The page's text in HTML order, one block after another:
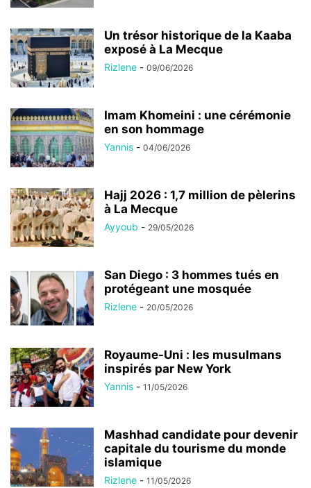
Un trésor historique de la Kaaba
exposé à La Mecque
Rizlene - 09/06/2026
Imam Khomeini : une cérémonie
en son hommage
Yannis - 04/06/2026
Hajj 2026 : 1,7 million de pèlerins
à La Mecque
Ayyoub - 29/05/2026
San Diego : 3 hommes tués en
protégeant une mosquée
Rizlene - 20/05/2026
Royaume-Uni : les musulmans
inspirés par New York
Yannis - 11/05/2026
Mashhad candidate pour devenir
capitale du tourisme du monde
islamique
Rizlene - 11/05/2026